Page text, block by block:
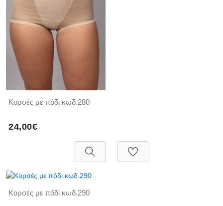
Κορσές με πόδι κωδ.280
24,00€
Κορσές με πόδι κωδ.290